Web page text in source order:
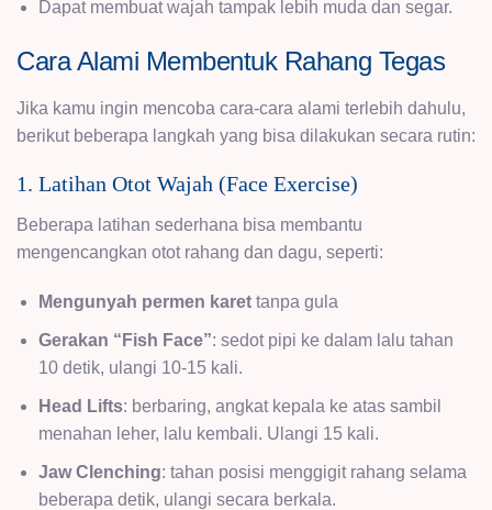
Dapat membuat wajah tampak lebih muda dan segar.
Cara Alami Membentuk Rahang Tegas
Jika kamu ingin mencoba cara-cara alami terlebih dahulu,
berikut beberapa langkah yang bisa dilakukan secara rutin:
1. Latihan Otot Wajah (Face Exercise)
Beberapa latihan sederhana bisa membantu
mengencangkan otot rahang dan dagu, seperti:
Mengunyah permen karet tanpa gula
Gerakan “Fish Face”: sedot pipi ke dalam lalu tahan
10 detik, ulangi 10-15 kali.
Head Lifts: berbaring, angkat kepala ke atas sambil
menahan leher, lalu kembali. Ulangi 15 kali.
Jaw Clenching: tahan posisi menggigit rahang selama
beberapa detik, ulangi secara berkala.